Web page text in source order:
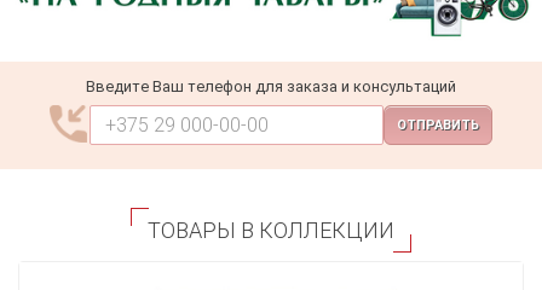
Введите Ваш телефон для заказа и консультаций
ОТПРАВИТЬ
ТОВАРЫ В КОЛЛЕКЦИИ